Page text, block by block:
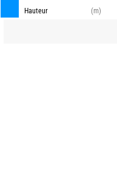
Hauteur
(m)